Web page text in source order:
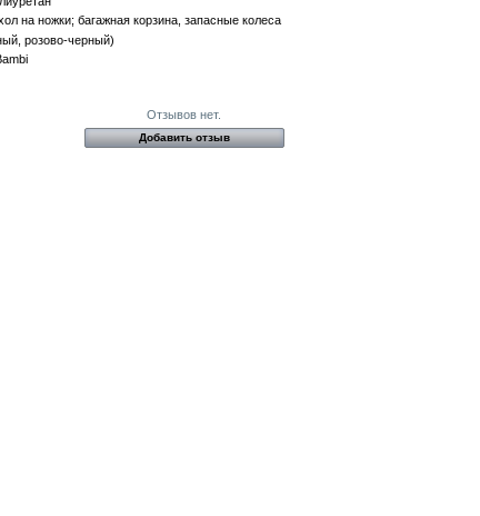
на ножки; багажная корзина, запасные колеса
розово-черный)
Отзывов нет.